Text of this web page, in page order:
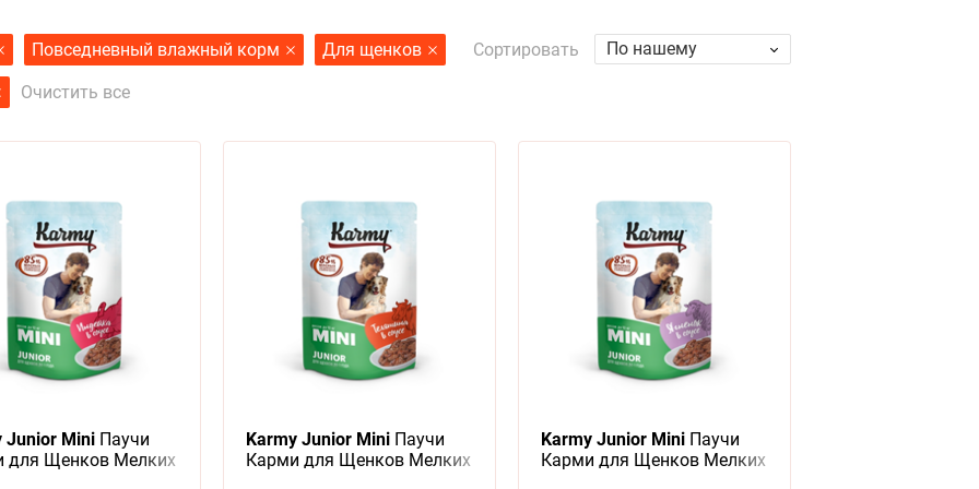
Повседневный влажный корм Для щенков
Очистить все
Сортировать По нашему
Junior Mini Паучи
для Щенков Мелких
Karmy Junior MiniПаучи
Карми для Щенков Мелких
Karmy Junior MiniПаучи
Карми для Щенков Мелких